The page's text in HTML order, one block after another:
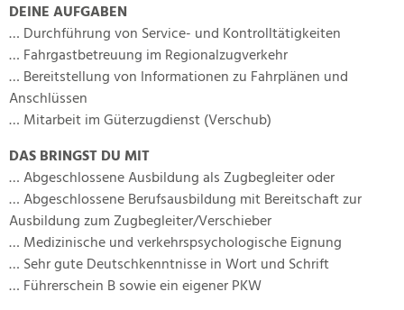
DEINE AUFGABEN
… Durchführung von Service- und Kontrolltätigkeiten
… Fahrgastbetreuung im Regionalzugverkehr
… Bereitstellung von Informationen zu Fahrplänen und
Anschlüssen
… Mitarbeit im Güterzugdienst (Verschub)
DAS BRINGST DU MIT
… Abgeschlossene Ausbildung als Zugbegleiter oder
… Abgeschlossene Berufsausbildung mit Bereitschaft zur
Ausbildung zum Zugbegleiter/Verschieber
… Medizinische und verkehrspsychologische Eignung
… Sehr gute Deutschkenntnisse in Wort und Schrift
… Führerschein B sowie ein eigener PKW